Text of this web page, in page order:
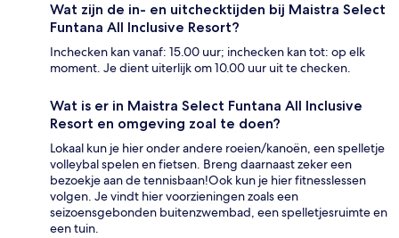
Wat zijn de in- en uitchecktijden bij Maistra Select
Funtana All Inclusive Resort?
Inchecken kan vanaf: 15.00 uur; inchecken kan tot: op elk
moment. Je dient uiterlijk om 10.00 uur uit te checken.
Wat is er in Maistra Select Funtana All Inclusive
Resort en omgeving zoal te doen?
Lokaal kun je hier onder andere roeien/kanoën, een spelletje
volleybal spelen en fietsen. Breng daarnaast zeker een
bezoekje aan de tennisbaan!Ook kun je hier fitnesslessen
volgen. Je vindt hier voorzieningen zoals een
seizoensgebonden buitenzwembad, een spelletjesruimte en
een tuin.